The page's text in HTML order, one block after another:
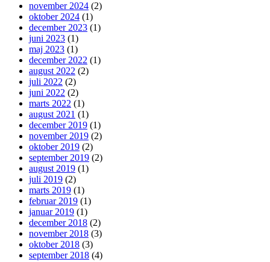
november 2024 (2)
oktober 2024 (1)
december 2023 (1)
juni 2023 (1)
maj 2023 (1)
december 2022 (1)
august 2022 (2)
juli 2022 (2)
juni 2022 (2)
marts 2022 (1)
august 2021 (1)
december 2019 (1)
november 2019 (2)
oktober 2019 (2)
september 2019 (2)
august 2019 (1)
juli 2019 (2)
marts 2019 (1)
februar 2019 (1)
januar 2019 (1)
december 2018 (2)
november 2018 (3)
oktober 2018 (3)
september 2018 (4)